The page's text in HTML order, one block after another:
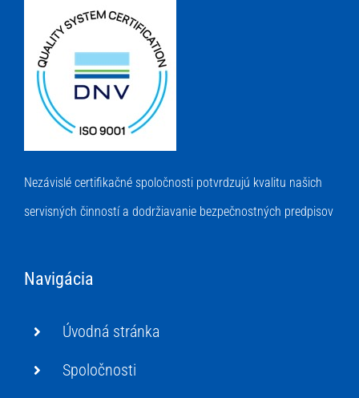
Nezávislé certifikačné spoločnosti potvrdzujú kvalitu našich
servisných činností a dodržiavanie bezpečnostných predpisov
Navigácia
Úvodná stránka
Spoločnosti